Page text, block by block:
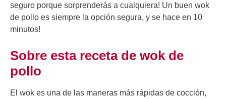
seguro porque sorprenderás a cualquiera! Un buen wok
de pollo es siempre la opción segura, y se hace en 10
minutos!
Sobre esta receta de wok de
pollo
El wok es una de las maneras más rápidas de cocción,